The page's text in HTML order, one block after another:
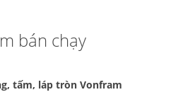
bán chạy
tấm, láp tròn Vonfram